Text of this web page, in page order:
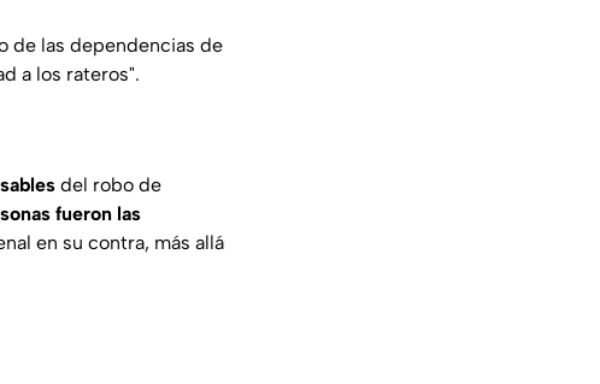
de las dependencias de
a los rateros".
del robo de
fueron las
en su contra, más allá